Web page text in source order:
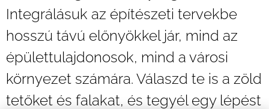
Integrálásuk az építészeti tervekbe
hosszú távú előnyökkel jár, mind az
épülettulajdonosok, mind a városi
környezet számára. Válaszd te is a zöld
tetőket és falakat, és tegyél egy lépést